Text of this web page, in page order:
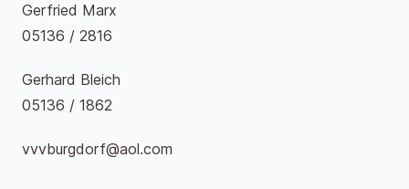
Gerfried Marx
05136 / 2816
Gerhard Bleich
05136 / 1862
vvvburgdorf@aol.com